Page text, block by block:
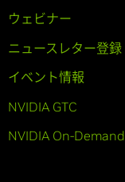
ウェビナー
ニュースレター登録
イベント情報
NVIDIA GTC
NVIDIA On-Demand